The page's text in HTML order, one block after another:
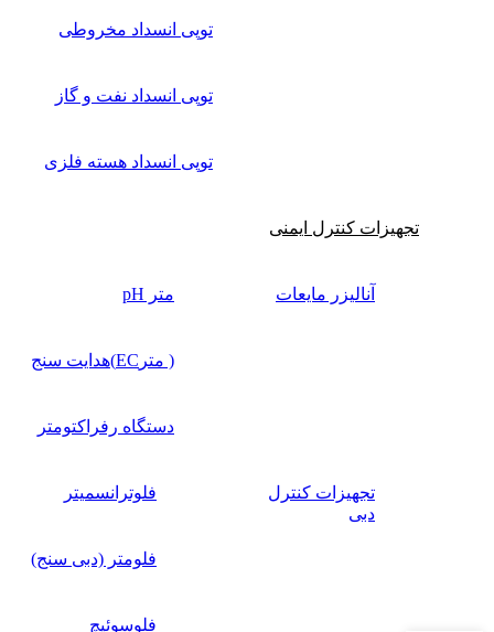
توپی انسداد مخروطی
توپی انسداد نفت و گاز
توپی انسداد هسته فلزی
تجهیزات کنترل ایمنی
آنالیزر مایعات متر pH
( مترEC)هدایت سنج
دستگاه رفراکتومتر
تجهیزات کنترل
دبی
فلوترانسمیتر
فلومتر (دبی سنج)
فلوسوئیچ